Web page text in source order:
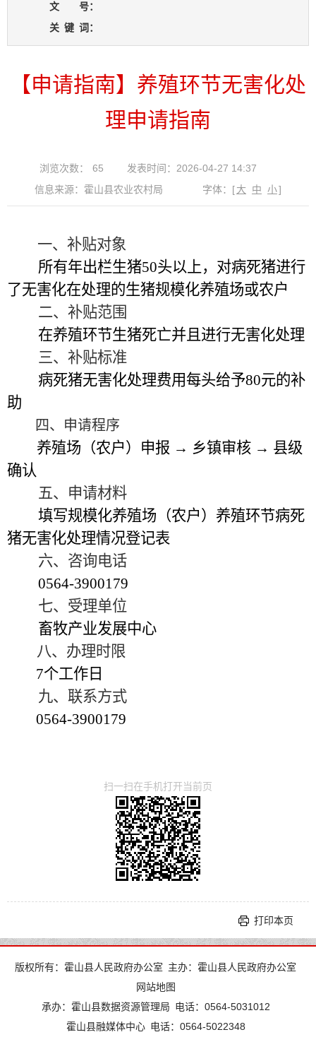
文 号：
关 键 词：
【申请指南】养殖环节无害化处
理申请指南
浏览次数： 65
发表时间：2026-04-27 14:37
信息来源：霍山县农业农村局
字体： [大 中 小]
一、补贴对象
所有年出栏生猪50头以上，对病死猪进行
了无害化在处理的生猪规模化养殖场或农户
二、补贴范围
在养殖环节生猪死亡并且进行无害化处理
三、补贴标准
病死猪无害化处理费用每头给予80元的补
助
四、申请程序
养殖场（农户）申报 → 乡镇审核 → 县级
确认
五、申请材料
填写规模化养殖场（农户）养殖环节病死
猪无害化处理情况登记表
六、咨询电话
0564-3900179
七、受理单位
畜牧产业发展中心
八、办理时限
7个工作日
九、联系方式
0564-3900179
扫一扫在手机打开当前页
打印本页
版权所有：霍山县人民政府办公室 主办：霍山县人民政府办公室
网站地图
承办：霍山县数据资源管理局 电话：0564-5031012
霍山县融媒体中心 电话：0564-5022348